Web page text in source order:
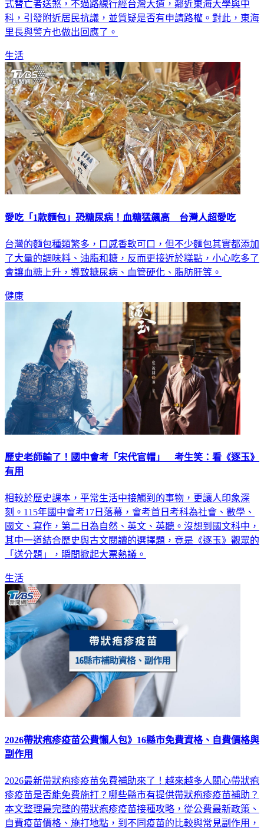
式替亡者送煞，不過路線行經台灣大道，鄰近東海大學與中
科，引發附近居民抗議，並質疑是否有申請路權。對此，東海
里長與警方也做出回應了。
生活
愛吃「1款麵包」恐糖尿病！血糖猛飆高 台灣人超愛吃
台灣的麵包種類繁多，口感香軟可口，但不少麵包其實都添加
了大量的調味料、油脂和糖，反而更接近於糕點，小心吃多了
會讓血糖上升，導致糖尿病、血管硬化、脂肪肝等。
健康
歷史老師輸了！國中會考「宋代官帽」 考生笑：看《逐玉》
有用
相較於歷史課本，平常生活中接觸到的事物，更讓人印象深
刻。115年國中會考17日落幕，會考首日考科為社會、數學、
國文、寫作，第二日為自然、英文、英聽。沒想到國文科中，
其中一道結合歷史與古文閱讀的選擇題，竟是《逐玉》觀眾的
「送分題」，瞬間掀起大票熱議。
生活
2026帶狀疱疹疫苗公費懶人包》16縣市免費資格、自費價格與
副作用
2026最新帶狀疱疹疫苗免費補助來了！越來越多人關心帶狀疱
疹疫苗是否能免費施打？哪些縣市有提供帶狀疱疹疫苗補助？
本文整理最完整的帶狀疱疹疫苗接種攻略，從公費最新政策、
自費疫苗價格、施打地點，到不同疫苗的比較與常見副作用，